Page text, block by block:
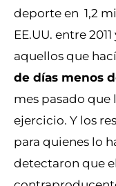
deporte en 1,2
EE.UU. entre
aquellos que
de días menos
mes pasado que
ejercicio. Y los
para quienes lo
detectaron que el